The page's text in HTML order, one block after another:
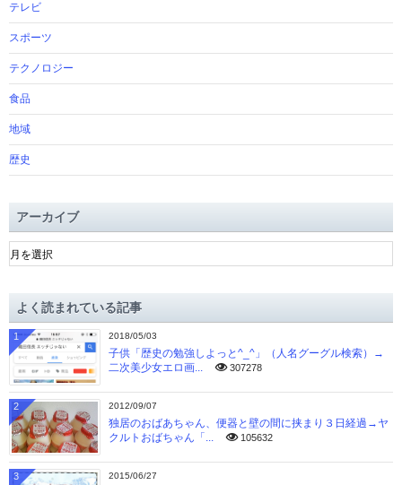
テレビ
スポーツ
テクノロジー
食品
地域
歴史
アーカイブ
ア
ー
ブよく読まれている記事
2018/05/03
子供「歴史の勉強しよっと^_^」（人名グーグル検索）→
二次美少女エロ画...
307278
1
2012/09/07
独居のおばあちゃん、便器と壁の間に挟まり３日経過→ヤ
クルトおばちゃん「...
105632
2
2015/06/27
3